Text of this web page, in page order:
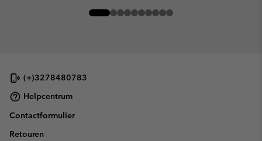
(+)3278480783
Helpcentrum
Contactformulier
Retouren